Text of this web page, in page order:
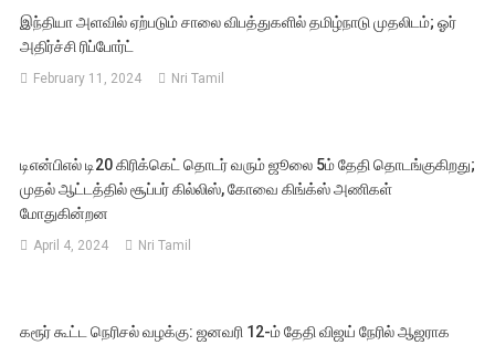
இந்தியா அளவில் ஏற்படும் சாலை விபத்துகளில் தமிழ்நாடு முதலிடம்; ஓர்
அதிர்ச்சி ரிப்போர்ட்
February 11, 2024 Nri Tamil
டிஎன்பிஎல் டி20 கிரிக்கெட் தொடர் வரும் ஜூலை 5ம் தேதி தொடங்குகிறது;
முதல் ஆட்டத்தில் சூப்பர் கில்லிஸ், கோவை கிங்க்ஸ் அணிகள்
மோதுகின்றன
April 4, 2024 Nri Tamil
கரூர் கூட்ட நெரிசல் வழக்கு: ஜனவரி 12-ம் தேதி விஜய் நேரில் ஆஜராக